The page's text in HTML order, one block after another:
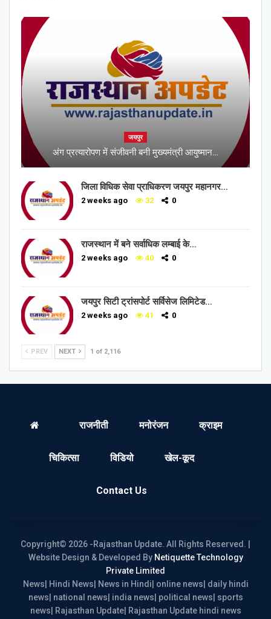
जयपुर
अंग प्रत्यारोपण में संजीवनी बनी मुख्यमंत्री आयुष्मान…
जिला विधिक सेवा प्राधिकरण जयपुर महानगर…
2 weeks ago 32 0
राजस्थान में बने सर्वाधिक लम्बाई के…
2 weeks ago 40 0
जयपुर सिटी ट्रांसपोर्ट सर्विसेज लिमिटेड…
2 weeks ago 41 0
PREV NEXT 1 of 2,116
राजनीती मनोरंजन क्राइम
चिकित्सा विडियो खेल-कूद
Contact Us
Copyright© 2026 -Rajasthan Update. All Rights Reserved. |
Website Design & Developed By Netiquette Technology
Private Limited
News| Hindi News| News in Hindi| online news| daily hindi
news| national news| india news| political news| sports
news| Rajasthan Update| Rajasthan Update hindi news